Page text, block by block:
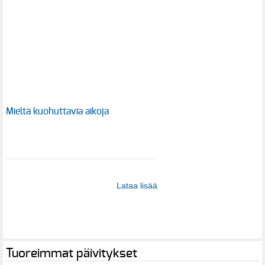
Mieltä kuohuttavia aikoja
Lataa lisää
Tuoreimmat päivitykset